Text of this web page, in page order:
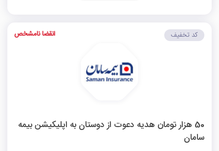
50 هزار تومان هدیه دعوت از دوستان به اپلیکیشن بیمه
سامان
کد تخفیف انقضا نامشخص